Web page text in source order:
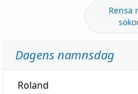
Rensa
Dagens namnsdag
Roland